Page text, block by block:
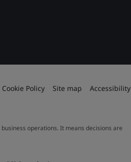
Cookie Policy Site map Accessibility
operations. It means decisions are